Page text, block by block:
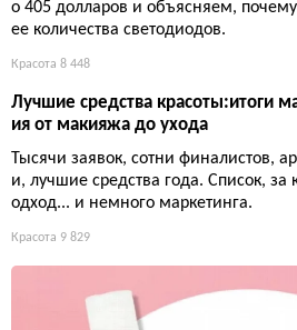
о 405 долларов и объясняем,
ее количества светодиодов.
Красота 8 448
Лучшие средства красоты:итоги
ия от макияжа до ухода
Тысячи заявок, сотни финалистов,
и, лучшие средства года. Список,
одход... и немного маркетинга.
Красота 9 829